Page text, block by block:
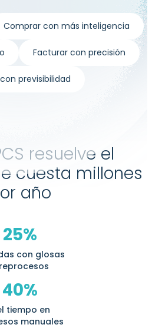
Comprar con más inteligencia
Facturar con precisión
previsibilidad
resuelve el
cuesta millones
año
25%
con glosas
40%
tiempo en
manuales